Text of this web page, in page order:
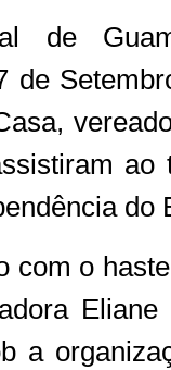
de
de
do
com o
a